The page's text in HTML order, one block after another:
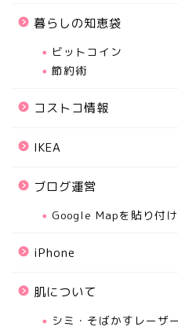
暮らしの知恵袋
ビットコイン
節約術
コストコ情報
IKEA
ブログ運営
Google Mapを貼り付
iPhone
肌について
シミ・そばかすレーザ